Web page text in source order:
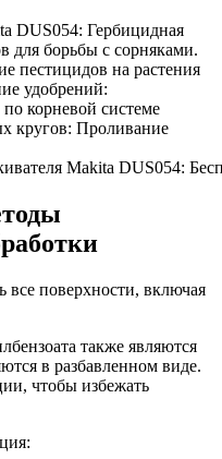
DUS054: Гербицидная
для борьбы с сорняками.
пестицидов на растения
удобрений:
корневой системе
кругов: Проливание
Makita DUS054:
все поверхности, включая
также являются
в разбавленном виде.
чтобы избежать